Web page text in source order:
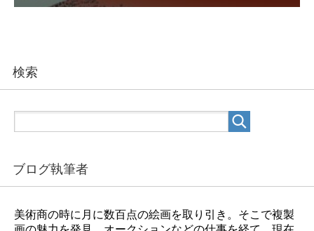
検索
ブログ執筆者
美術商の時に月に数百点の絵画を取り引き。そこで複製